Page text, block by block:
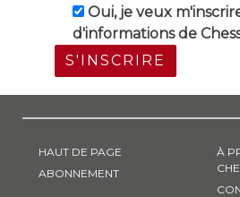
Oui, je veux
d'informations de
S'INSCRIRE
HAUT DE PAGE
ABONNEMENT
À